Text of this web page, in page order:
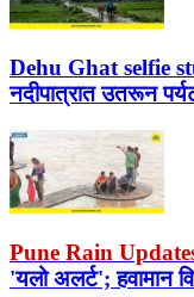
Dehu Ghat selfie
नदीपात्रात उतरून
Pune Rain
'यलो अलर्ट'; हवामान